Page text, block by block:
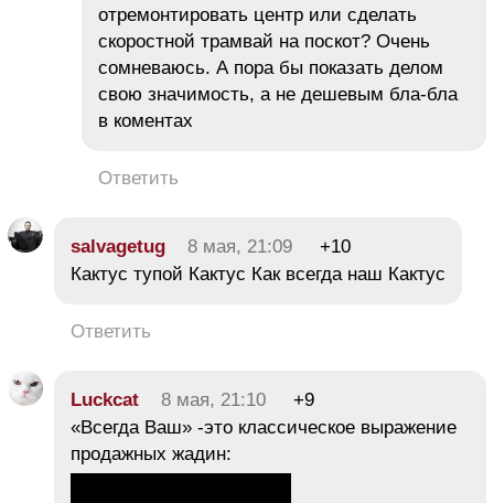
отремонтировать центр или сделать
скоростной трамвай на поскот? Очень
сомневаюсь. А пора бы показать делом
свою значимость, а не дешевым бла-бла
в коментах
Ответить
salvagetug 8 мая, 21:09
+10
Кактус тупой Кактус Как всегда наш Кактус
Ответить
Luckcat 8 мая, 21:10
+9
«Всегда Ваш» -это классическое выражение
продажных жадин: